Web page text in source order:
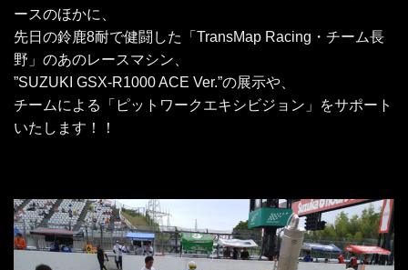
ースのほかに、
先日の鈴鹿8耐で健闘した「TransMap Racing・チーム長
野」のあのレースマシン、
”SUZUKI GSX-R1000 ACE Ver.”の展示や、
チームによる「ピットワークエキシビジョン」をサポート
いたします！！